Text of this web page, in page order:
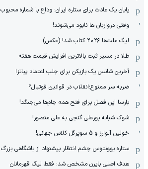
پایان یک عادت برای ستاره ایران: وداع با شماره محبوب
وقتی دروازبان ها نابود می‌شوند!
لیگ ملت‌ها ٢٠٢۶ کتاب شد! (عکس)
طلا در مسیر ثبت بالاترین افزایش قیمت هفته
آخرین شانس یک بازیکن برای جلب اعتماد پیاتزا
ضربه سر ممنوع؛انقلاب در قوانین فوتبال؟
بارسا این فصل برای فتح همه جام‌ها می‌جنگد!
شوک شبانه پورعلی گنجی به علی منصور!
خولین آلوارز و 5 سوپرگل کلاس جهانی!
ستاره یوونتوس چشم انتظار پیشنهاد از باشگاهی بزرگ
هدف اصلی بایرن مشخص شد: فقط لیگ قهرمانان